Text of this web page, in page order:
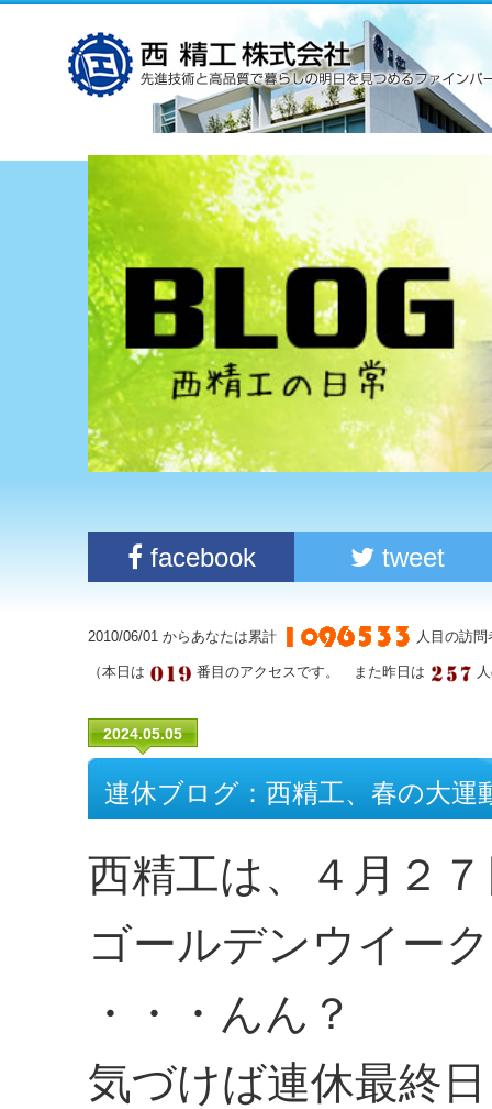
facebook tweet
2010/06/01 からあなたは累計 人目の訪
（本日は 番目のアクセスです。 また昨日は
2024.05.05
連休ブログ：西精工、春の大
西精工は、４月２
ゴールデンウイー
・・・んん？
気づけば連休最終